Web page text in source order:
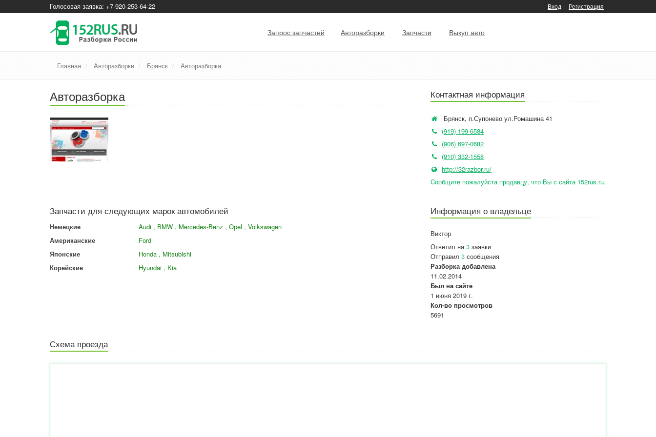
Голосовая заявка: +7-920-253-64-22 Вход | Регистрация
Запрос запчастей Авторазборки Запчасти Выкуп авто
Главная Авторазборки Брянск Авторазборка
Авторазборка Контактная информация
Брянск, п.Супонево ул.Ромашина 41
(919) 199-6584
(906) 697-0682
(910) 332-1558
http://32razbor.ru/
Cообщите пожалуйста продавцу, что Вы с сайта 152rus.ru.
Запчасти для следующих марок автомобилей
Немецкие
Audi , BMW , Mercedes-Benz , Opel , Volkswagen
Американские
Ford
Японские
Honda , Mitsubishi
Корейские
Hyundai , Kia
Информация о владельце
Виктор
Ответил на3 заявки
Отправил 3 сообщения
Разборка добавлена
11.02.2014
Был на сайте
1 июня 2019 г.
Кол-во просмотров
5691
Схема проезда